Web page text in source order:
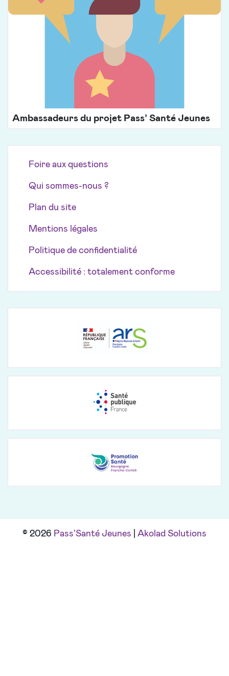
Ambassadeurs du projet Pass’ Santé Jeunes
Foire aux questions
Qui sommes-nous ?
Plan du site
Mentions légales
Politique de confidentialité
Accessibilité : totalement conforme
© 2026 Pass'Santé Jeunes Akolad Solutions